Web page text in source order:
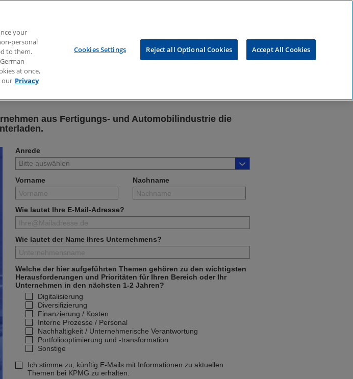
and Automotive CEO
aus Fertigungs- und Automobilindustrie die
Anrede
Vorname Nachname
Wie lautet Ihre E-Mail-Adresse?
Wie lautet der Name Ihres Unternehmens?
Welche der hier aufgeführten Themen gehören zu den wichtigsten
Herausforderungen und Prioritäten für Ihren Bereich oder Ihr
Unternehmen in den nächsten 1-2 Jahren?
Digitalisierung
Diversifizierung
Finanzierung / Kosten
Interne Prozesse / Personal
Nachhaltigkeit / Unternehmerische Verantwortung
Portfoliooptimierung und -transformation
Sonstige
Ich stimme zu, künftig E-Mails mit Informationen zu aktuellen
Themen bei KPMG zu erhalten.
your
personal
to them.
at once,
our Privacy
Cookies Settings Reject all Optional Cookies Accept All Cookies